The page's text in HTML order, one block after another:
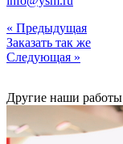
« Предыдущая
Заказать так же
Следующая »
Другие наши работы